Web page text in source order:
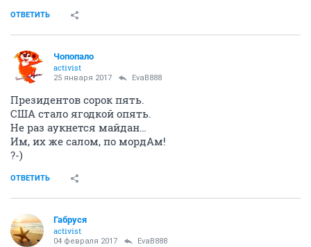
ОТВЕТИТЬ
Чопопало
activist
25 января 2017 EvaB888
Президентов сорок пять.
США стало ягодкой опять.
Не раз аукнется майдан…
Им, их же салом, по мордАм!
?-)
ОТВЕТИТЬ
Габруся
activist
04 февраля 2017 EvaB888